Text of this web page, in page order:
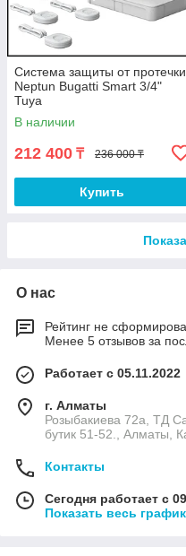
Система защиты от протечки
Neptun Bugatti Smart 3/4"
Tuya
В наличии
212 400 ₸ 236 000 ₸
Купить
О нас
Рейтинг не
Менее 5 отзывов за
Работает с 05.11.2022
г. Алматы
Розыбакиева 72а, ТД
бутик 51-52., Алматы,
Контакты
Сегодня работает с
Показать весь